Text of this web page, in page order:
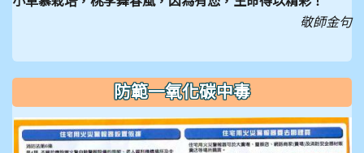
敬師金句
防範一氧化碳中毒